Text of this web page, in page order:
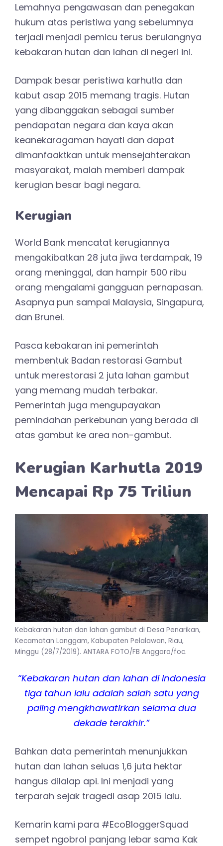
Lemahnya pengawasan dan penegakan
hukum atas peristiwa yang sebelumnya
terjadi menjadi pemicu terus berulangnya
kebakaran hutan dan lahan di negeri ini.
Dampak besar peristiwa karhutla dan
kabut asap 2015 memang tragis. Hutan
yang dibanggakan sebagai sumber
pendapatan negara dan kaya akan
keanekaragaman hayati dan dapat
dimanfaaktkan untuk mensejahterakan
masyarakat, malah memberi dampak
kerugian besar bagi negara.
Kerugian
World Bank mencatat kerugiannya
mengakibatkan 28 juta jiwa terdampak, 19
orang meninggal, dan hampir 500 ribu
orang mengalami gangguan pernapasan.
Asapnya pun sampai Malaysia, Singapura,
dan Brunei.
Pasca kebakaran ini pemerintah
membentuk Badan restorasi Gambut
untuk merestorasi 2 juta lahan gambut
yang memang mudah terbakar.
Pemerintah juga mengupayakan
pemindahan perkebunan yang berada di
atas gambut ke area non-gambut.
Kerugian Karhutla 2019
Mencapai Rp 75 Triliun
Kebakaran hutan dan lahan gambut di Desa Penarikan,
Kecamatan Langgam, Kabupaten Pelalawan, Riau,
Minggu (28/7/2019). ANTARA FOTO/FB Anggoro/foc.
“Kebakaran hutan dan lahan di Indonesia
tiga tahun lalu adalah salah satu yang
paling mengkhawatirkan selama dua
dekade terakhir.”
Bahkan data pemerintah menunjukkan
hutan dan lahan seluas 1,6 juta hektar
hangus dilalap api. Ini menjadi yang
terparah sejak tragedi asap 2015 lalu.
Kemarin kami para #EcoBloggerSquad
sempet ngobrol panjang lebar sama Kak